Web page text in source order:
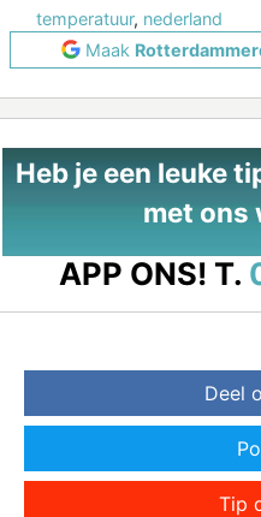
temperatuur, nederland
Maak
Heb je een leuke
met ons
APP ONS! T.
Deel
Tip